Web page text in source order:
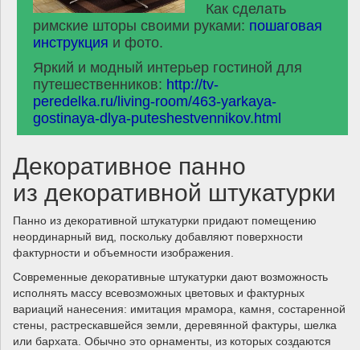
Как сделать
римские шторы своими руками: пошаговая
инструкция и фото.
Яркий и модный интерьер гостиной для
путешественников: http://tv-
peredelka.ru/living-room/463-yarkaya-
gostinaya-dlya-puteshestvennikov.html
Декоративное панно
из декоративной штукатурки
Панно из декоративной штукатурки придают помещению
неординарный вид, поскольку добавляют поверхности
фактурности и объемности изображения.
Современные декоративные штукатурки дают возможность
исполнять массу всевозможных цветовых и фактурных
вариаций нанесения: имитация мрамора, камня, состаренной
стены, растрескавшейся земли, деревянной фактуры, шелка
или бархата. Обычно это орнаменты, из которых создаются